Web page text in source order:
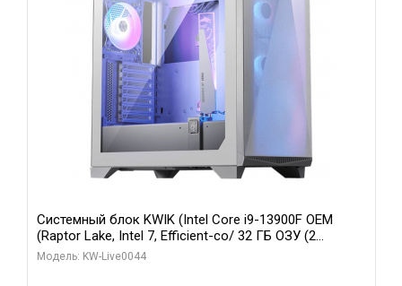
Системный блок KWIK (Intel Core i9-13900F OEM
(Raptor Lake, Intel 7, Efficient-co/ 32 ГБ ОЗУ (2
модуля)/ Gigabyte RTX5070Ti AERO OC 16GB GDDR7
Модель: KW-Live0044